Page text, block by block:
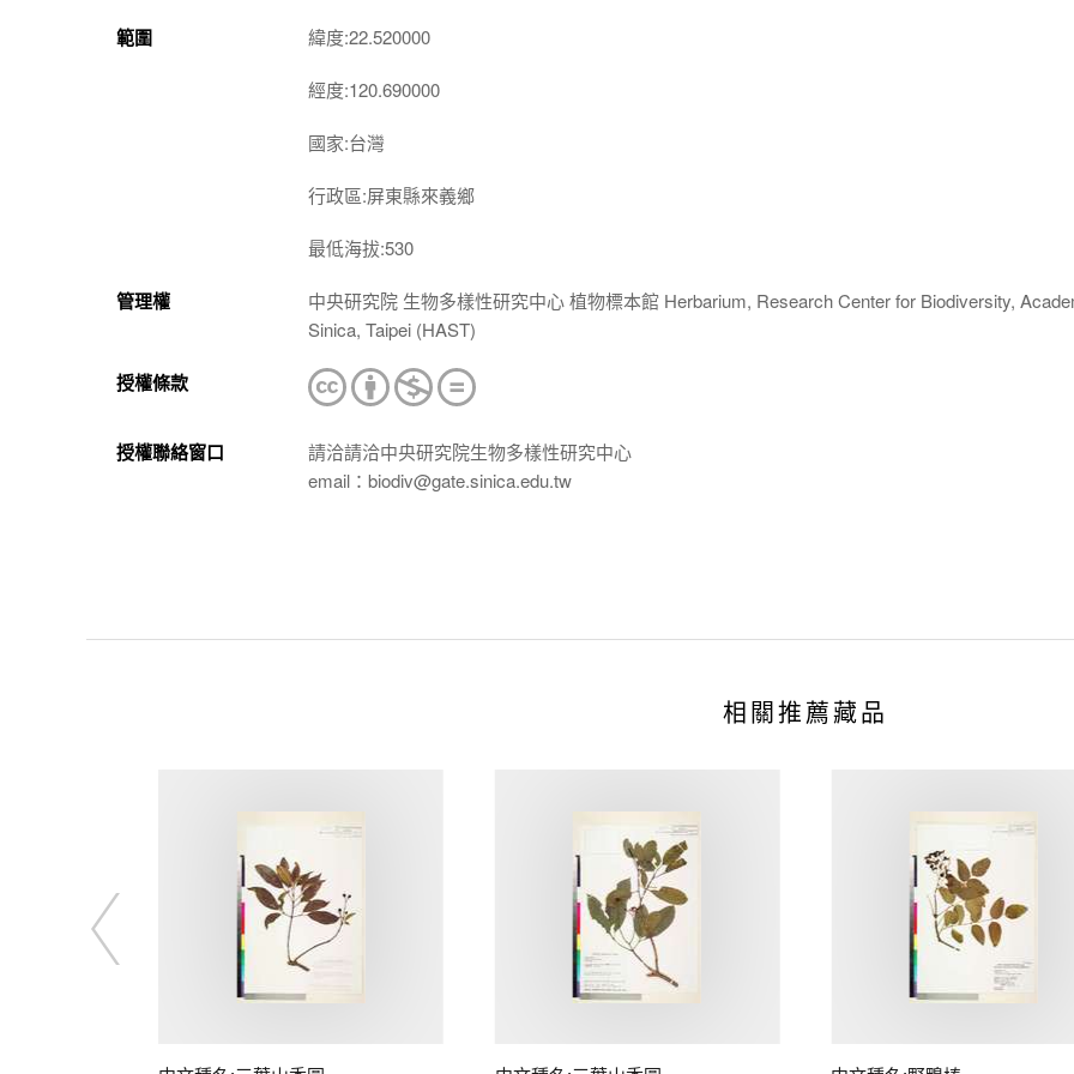
範圍 緯度:22.520000
經度:120.690000
國家:台灣
行政區:屏東縣來義鄉
最低海拔:530
管理權
中央研究院 生物多樣性研究中心 植物標本館 Herbarium, Research Center for Biodiversity,
Sinica, Taipei (HAST)
授權條款
授權聯絡窗口
請洽請洽中央研究院生物多樣性研究中心
email：biodiv@gate.sinica.edu.tw
相關推薦藏品